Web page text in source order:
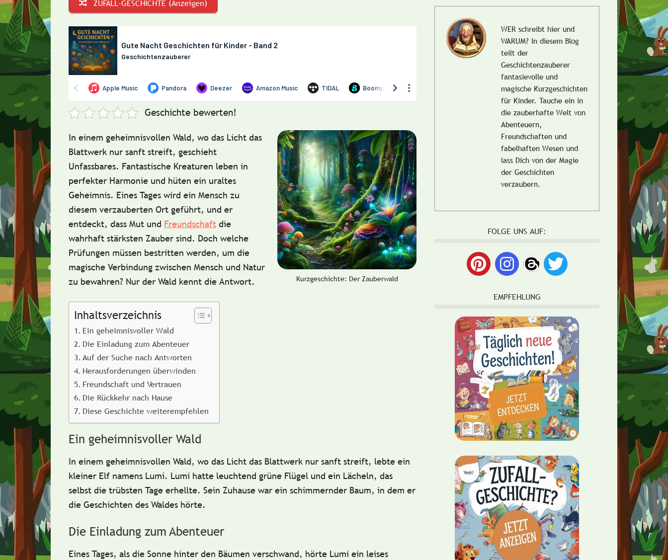
ZUFALL-GESCHICHTE (Anzeigen)
Geschichte bewerten!
Kurzgeschichte: Der Zauberwald
In einem geheimnisvollen Wald, wo das Licht das
Blattwerk nur sanft streift, geschieht
Unfassbares. Fantastische Kreaturen leben in
perfekter Harmonie und hüten ein uraltes
Geheimnis. Eines Tages wird ein Mensch zu
diesem verzauberten Ort geführt, und er
entdeckt, dass Mut und Freundschaft die
wahrhaft stärksten Zauber sind. Doch welche
Prüfungen müssen bestritten werden, um die
magische Verbindung zwischen Mensch und Natur
zu bewahren? Nur der Wald kennt die Antwort.
Inhaltsverzeichnis
Ein geheimnisvoller Wald
Die Einladung zum Abenteuer
Auf der Suche nach Antworten
Herausforderungen überwinden
Freundschaft und Vertrauen
Die Rückkehr nach Hause
Diese Geschichte weiterempfehlen
Ein geheimnisvoller Wald
In einem geheimnisvollen Wald, wo das Licht das Blattwerk nur sanft streift, lebte ein
kleiner Elf namens Lumi. Lumi hatte leuchtend grüne Flügel und ein Lächeln, das
selbst die trübsten Tage erhellte. Sein Zuhause war ein schimmernder Baum, in dem er
die Geschichten des Waldes hörte.
Die Einladung zum Abenteuer
Eines Tages, als die Sonne hinter den Bäumen verschwand, hörte Lumi ein leises
WER schreibt hier und
WARUM? In diesem Blog
teilt der
Geschichtenzauberer
fantasievolle und
magische Kurzgeschichten
für Kinder. Tauche ein in
die zauberhafte Welt von
Abenteuern,
Freundschaften und
fabelhaften Wesen und
lass Dich von der Magie
der Geschichten
verzaubern.
FOLGE UNS AUF:
EMPFEHLUNG